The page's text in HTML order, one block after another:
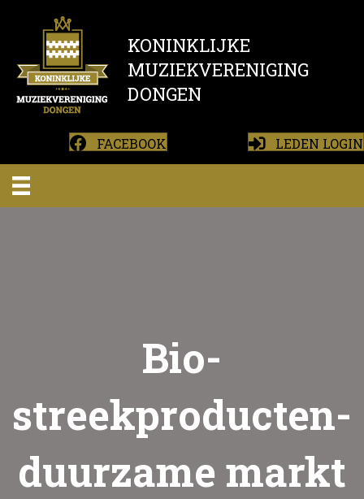
KONINKLIJKE
MUZIEKVERENIGING
DONGEN
FACEBOOK LEDEN LOGIN
Bio-
streekproducten-
duurzame markt